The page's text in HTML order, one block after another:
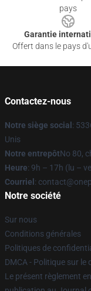
pays
Garantie
Offert dans le pays
Contactez-nous
Notre siège social :
Unis
Notre entrepôtNo 80,
Heure: 9h – 17h (lu –
Courriel :
Notre société
Sur nous
Conditions générales
Politiques de
DMCA - Politique sur le
Le présent règlement